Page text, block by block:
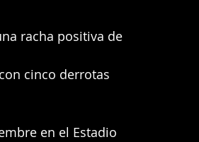
racha positiva de
cinco derrotas
en el Estadio